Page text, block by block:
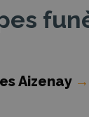
Aizenay →